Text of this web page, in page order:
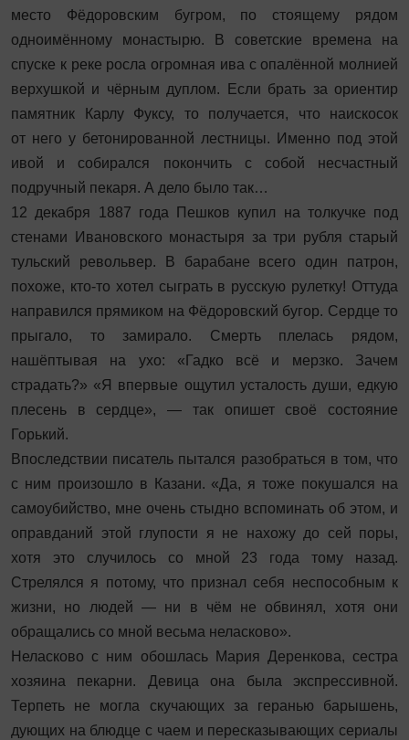
место Фёдоровским бугром, по стоящему рядом
одноимённому монастырю. В советские времена на
спуске к реке росла огромная ива с опалённой молнией
верхушкой и чёрным дуплом. Если брать за ориентир
памятник Карлу Фуксу, то получается, что наис­косок
от него у бетонированной лестницы. Именно под этой
ивой и собирался покончить с собой несчастный
подручный пекаря. А дело было так…
12 декабря 1887 года Пешков купил на толкучке под
стенами Ивановского монастыря за три рубля старый
тульский револьвер. В барабане всего один патрон,
похоже, кто-то хотел сыграть в русскую рулетку! Оттуда
направился прямиком на Фёдоровский бугор. Сердце то
прыгало, то замирало. Смерть плелась рядом,
нашёптывая на ухо: «Гадко всё и мерзко. Зачем
страдать?» «Я впервые ощутил усталость души, едкую
плесень в сердце», — так опишет своё состояние
Горький.
Впоследствии писатель пытался разобраться в том, что
с ним произошло в Казани. «Да, я тоже покушался на
самоубийство, мне очень стыдно вспоминать об этом, и
оправданий этой глупости я не нахожу до сей поры,
хотя это случилось со мной 23 года тому назад.
Стрелялся я потому, что признал себя неспособным к
жизни, но людей — ни в чём не обвинял, хотя они
обращались со мной весьма неласково».
Неласково с ним обошлась Мария Деренкова, сестра
хозяина пекарни. Девица она была экспрессивной.
Терпеть не могла скучающих за геранью барышень,
дующих на блюдце с чаем и пересказывающих сериалы